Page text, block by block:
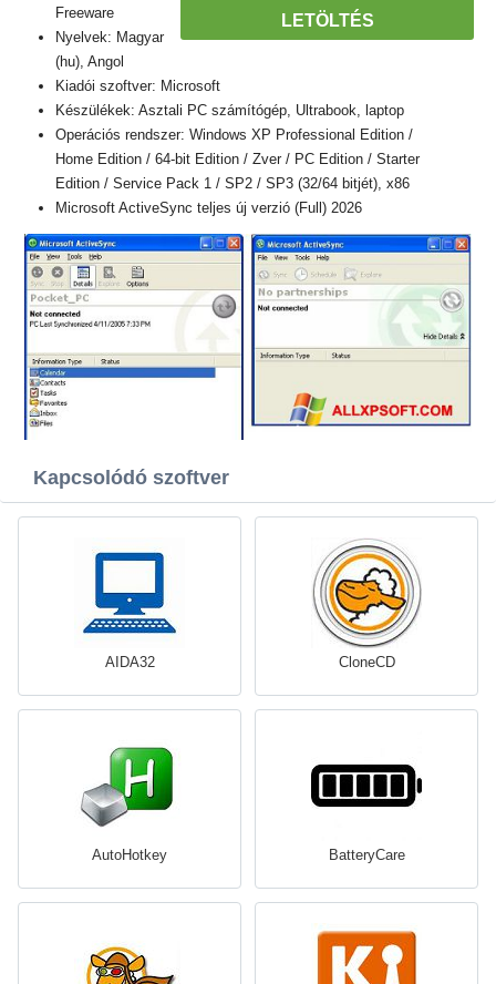
LETÖLTÉS
Freeware
Nyelvek: Magyar
(hu), Angol
Kiadói szoftver: Microsoft
Készülékek: Asztali PC számítógép, Ultrabook, laptop
Operációs rendszer: Windows XP Professional Edition /
Home Edition / 64-bit Edition / Zver / PC Edition / Starter
Edition / Service Pack 1 / SP2 / SP3 (32/64 bitjét), x86
Microsoft ActiveSync teljes új verzió (Full) 2026
Kapcsolódó szoftver
AIDA32 CloneCD
AutoHotkey BatteryCare